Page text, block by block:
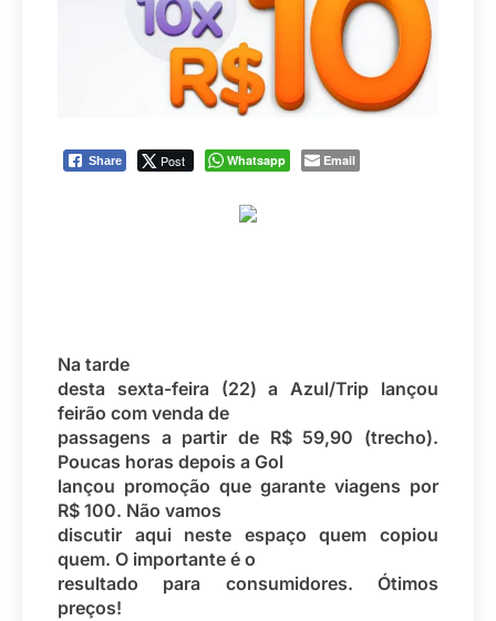
Share Post Whatsapp Email
Na tarde
desta sexta-feira (22) a Azul/Trip lançou
feirão com venda de
passagens a partir de R$ 59,90 (trecho).
Poucas horas depois a Gol
lançou promoção que garante viagens por
R$ 100. Não vamos
discutir aqui neste espaço quem copiou
quem. O importante é o
resultado para consumidores. Ótimos
preços!